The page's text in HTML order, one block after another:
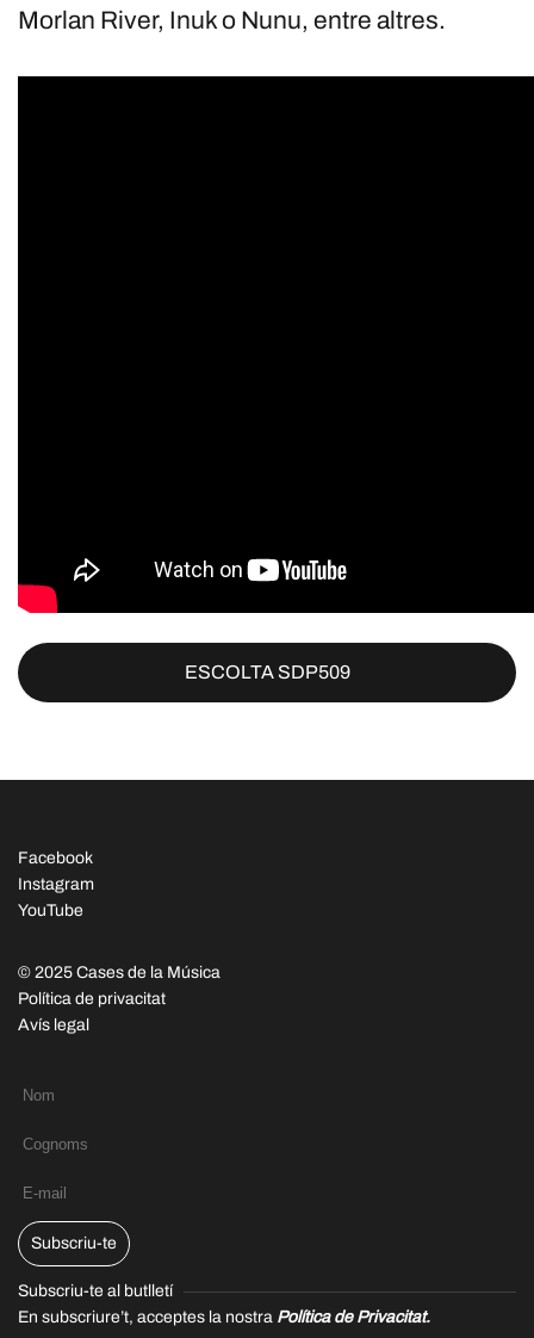
Morlan River, Inuk o Nunu, entre altres.
ESCOLTA SDP509
Facebook
Instagram
YouTube
© 2025 Cases de la Música
Política de privacitat
Avís legal
Subscriu-te
Subscriu-te al butlletí
En subscriure’t, acceptes la nostra Política de Privacitat.